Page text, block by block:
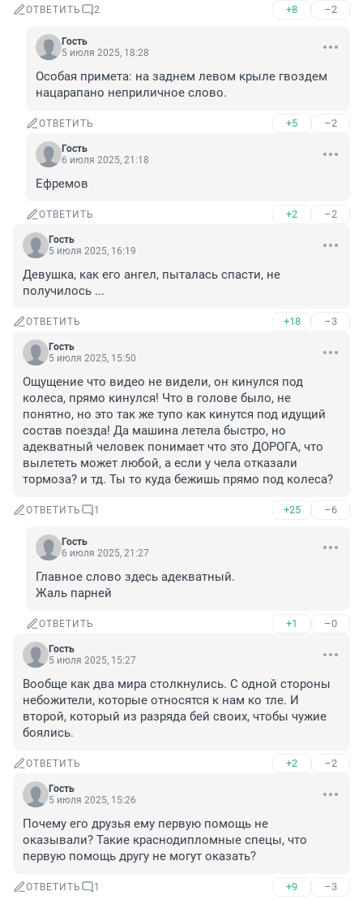
ОТВЕТИТЬ 2 +8 –2
Гость
5 июля 2025, 18:28
Особая примета: на заднем левом крыле гвоздем
нацарапано неприличное слово.
ОТВЕТИТЬ +5 –2
Гость
6 июля 2025, 21:18
Ефремов
ОТВЕТИТЬ +2 –2
Гость
5 июля 2025, 16:19
Девушка, как его ангел, пыталась спасти, не
получилось ...
ОТВЕТИТЬ +18 –3
Гость
5 июля 2025, 15:50
Ощущение что видео не видели, он кинулся под
колеса, прямо кинулся! Что в голове было, не
понятно, но это так же тупо как кинутся под идущий
состав поезда! Да машина летела быстро, но
адекватный человек понимает что это ДОРОГА, что
вылететь может любой, а если у чела отказали
тормоза? и тд. Ты то куда бежишь прямо под колеса?
ОТВЕТИТЬ 1 +25 –6
Гость
6 июля 2025, 21:27
Главное слово здесь адекватный.
Жаль парней
ОТВЕТИТЬ +1 –0
Гость
5 июля 2025, 15:27
Вообще как два мира столкнулись. С одной стороны
небожители, которые относятся к нам ко тле. И
второй, который из разряда бей своих, чтобы чужие
боялись.
ОТВЕТИТЬ +2 –2
Гость
5 июля 2025, 15:26
Почему его друзья ему первую помощь не
оказывали? Такие краснодипломные спецы, что
первую помощь другу не могут оказать?
ОТВЕТИТЬ 1 +9 –3